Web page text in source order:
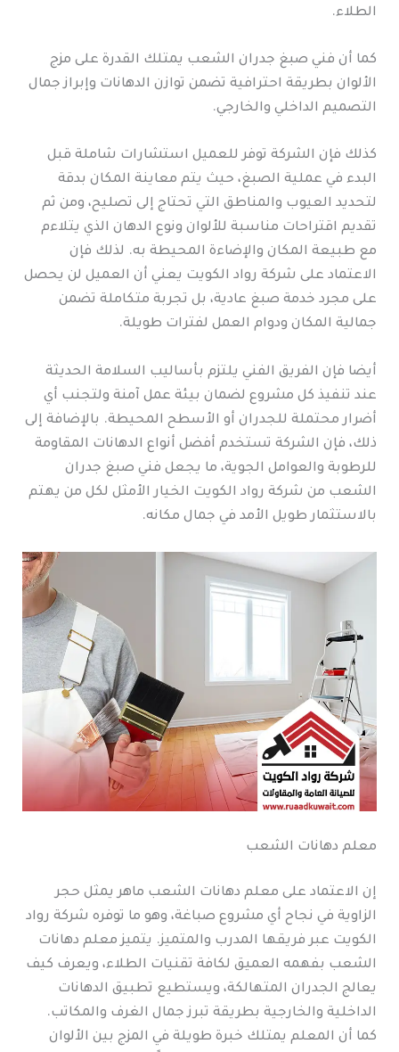
الطلاء.
كما أن فني صبغ جدران الشعب يمتلك القدرة على مزج
الألوان بطريقة احترافية تضمن توازن الدهانات وإبراز جمال
التصميم الداخلي والخارجي.
كذلك فإن الشركة توفر للعميل استشارات شاملة قبل
البدء في عملية الصبغ، حيث يتم معاينة المكان بدقة
لتحديد العيوب والمناطق التي تحتاج إلى تصليح، ومن ثم
تقديم اقتراحات مناسبة للألوان ونوع الدهان الذي يتلاءم
مع طبيعة المكان والإضاءة المحيطة به. لذلك فإن
الاعتماد على شركة رواد الكويت يعني أن العميل لن يحصل
على مجرد خدمة صبغ عادية، بل تجربة متكاملة تضمن
جمالية المكان ودوام العمل لفترات طويلة.
أيضا فإن الفريق الفني يلتزم بأساليب السلامة الحديثة
عند تنفيذ كل مشروع لضمان بيئة عمل آمنة ولتجنب أي
أضرار محتملة للجدران أو الأسطح المحيطة. بالإضافة إلى
ذلك، فإن الشركة تستخدم أفضل أنواع الدهانات المقاومة
للرطوبة والعوامل الجوية، ما يجعل فني صبغ جدران
الشعب من شركة رواد الكويت الخيار الأمثل لكل من يهتم
بالاستثمار طويل الأمد في جمال مكانه.
معلم دهانات الشعب
إن الاعتماد على معلم دهانات الشعب ماهر يمثل حجر
الزاوية في نجاح أي مشروع صباغة، وهو ما توفره شركة رواد
الكويت عبر فريقها المدرب والمتميز. يتميز معلم دهانات
الشعب بفهمه العميق لكافة تقنيات الطلاء، ويعرف كيف
يعالج الجدران المتهالكة، ويستطيع تطبيق الدهانات
الداخلية والخارجية بطريقة تبرز جمال الغرف والمكاتب.
كما أن المعلم يمتلك خبرة طويلة في المزج بين الألوان